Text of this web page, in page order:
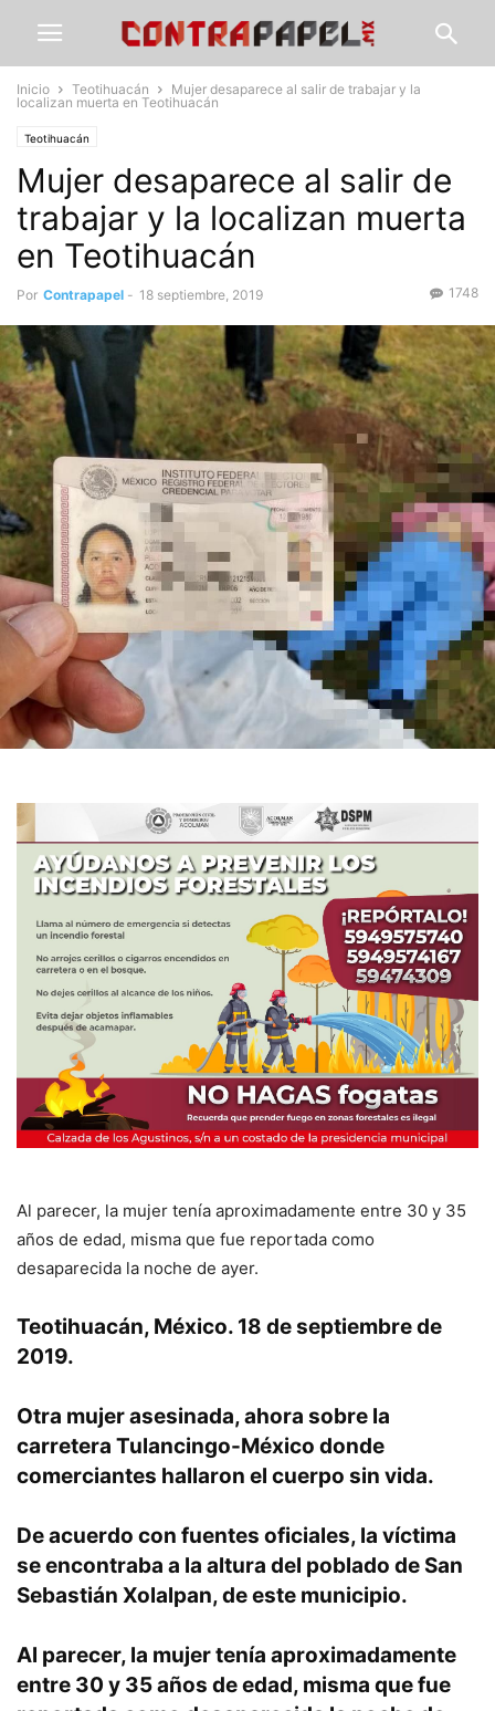
Inicio Teotihuacán
Mujer desaparece al salir de trabajar y la
localizan muerta en Teotihuacán
Teotihuacán
Mujer desaparece al salir de
trabajar y la localizan muerta
en Teotihuacán
Por Contrapapel - 18 septiembre, 2019 1748
Al parecer, la mujer tenía aproximadamente entre 30 y 35
años de edad, misma que fue reportada como
desaparecida la noche de ayer.
Teotihuacán, México. 18 de septiembre de
2019.
Otra mujer asesinada, ahora sobre la
carretera Tulancingo-México donde
comerciantes hallaron el cuerpo sin vida.
De acuerdo con fuentes oficiales, la víctima
se encontraba a la altura del poblado de San
Sebastián Xolalpan, de este municipio.
Al parecer, la mujer tenía aproximadamente
entre 30 y 35 años de edad, misma que fue